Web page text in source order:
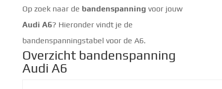
Op zoek naar de bandenspanning voor jouw
Audi A6? Hieronder vindt je de
bandenspanningstabel voor de A6.
Overzicht bandenspanning
Audi A6